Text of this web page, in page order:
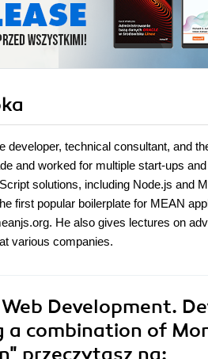
developer, technical consultant, and
and worked for multiple start-ups
solutions, including Node.js and
first popular boilerplate for MEAN
He also gives lectures on
various companies.
Development.
combination of